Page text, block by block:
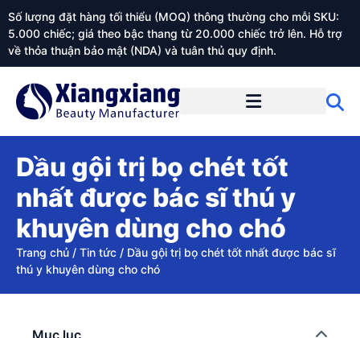
Số lượng đặt hàng tối thiểu (MOQ) thông thường cho mỗi SKU:
5.000 chiếc; giá theo bậc thang từ 20.000 chiếc trở lên. Hỗ trợ
về thỏa thuận bảo mật (NDA) và tuân thủ quy định.
Dầu gội trị bọ chét tốt
nhất được bác sĩ thú y
khuyên dùng cho chó
Trang chủ / Tin tức / Dầu gội trị bọ chét tốt nhất được bác sĩ
thú y khuyên dùng cho chó
Mục lục